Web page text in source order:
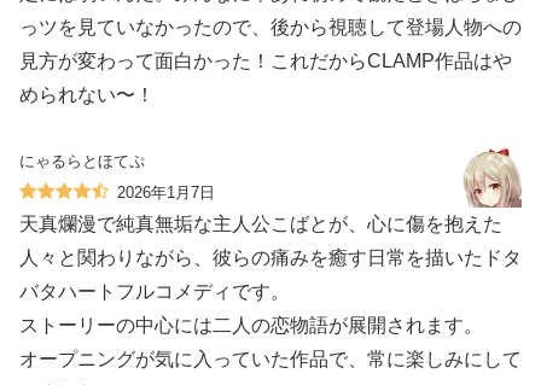
っツを見ていなかったので、後から視聴して登場人物への
見方が変わって面白かった！これだからCLAMP作品はや
められない〜！
にゃるらとほてぷ
2026年1月7日
天真爛漫で純真無垢な主人公こばとが、心に傷を抱えた
人々と関わりながら、彼らの痛みを癒す日常を描いたドタ
バタハートフルコメディです。
ストーリーの中心には二人の恋物語が展開されます。
オープニングが気に入っていた作品で、常に楽しみにして